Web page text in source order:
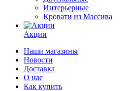
Интерьерные
Кровати из Массива
Акции
Наши магазины
Новости
Доставка
О нас
Как купить